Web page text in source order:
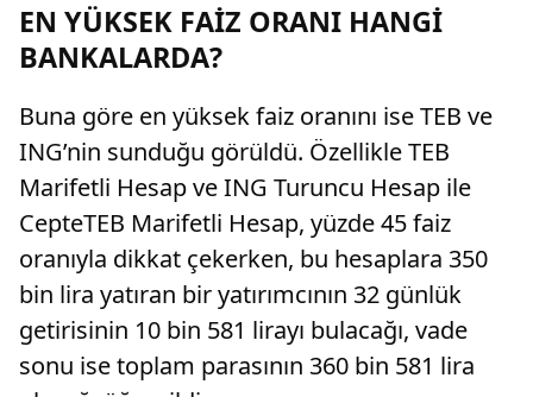
EN YÜKSEK FAİZ ORANI HANGİ
BANKALARDA?
Buna göre en yüksek faiz oranını ise TEB ve
ING’nin sunduğu görüldü. Özellikle TEB
Marifetli Hesap ve ING Turuncu Hesap ile
CepteTEB Marifetli Hesap, yüzde 45 faiz
oranıyla dikkat çekerken, bu hesaplara 350
bin lira yatıran bir yatırımcının 32 günlük
getirisinin 10 bin 581 lirayı bulacağı, vade
sonu ise toplam parasının 360 bin 581 lira